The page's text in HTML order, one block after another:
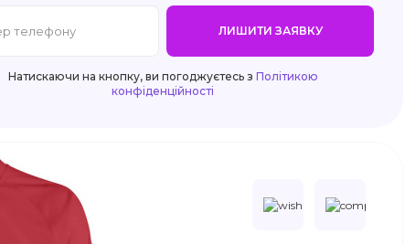
ЛИШИТИ ЗАЯВКУ
Натискаючи на кнопку, ви погоджуєтесь з Політикою
конфіденційності